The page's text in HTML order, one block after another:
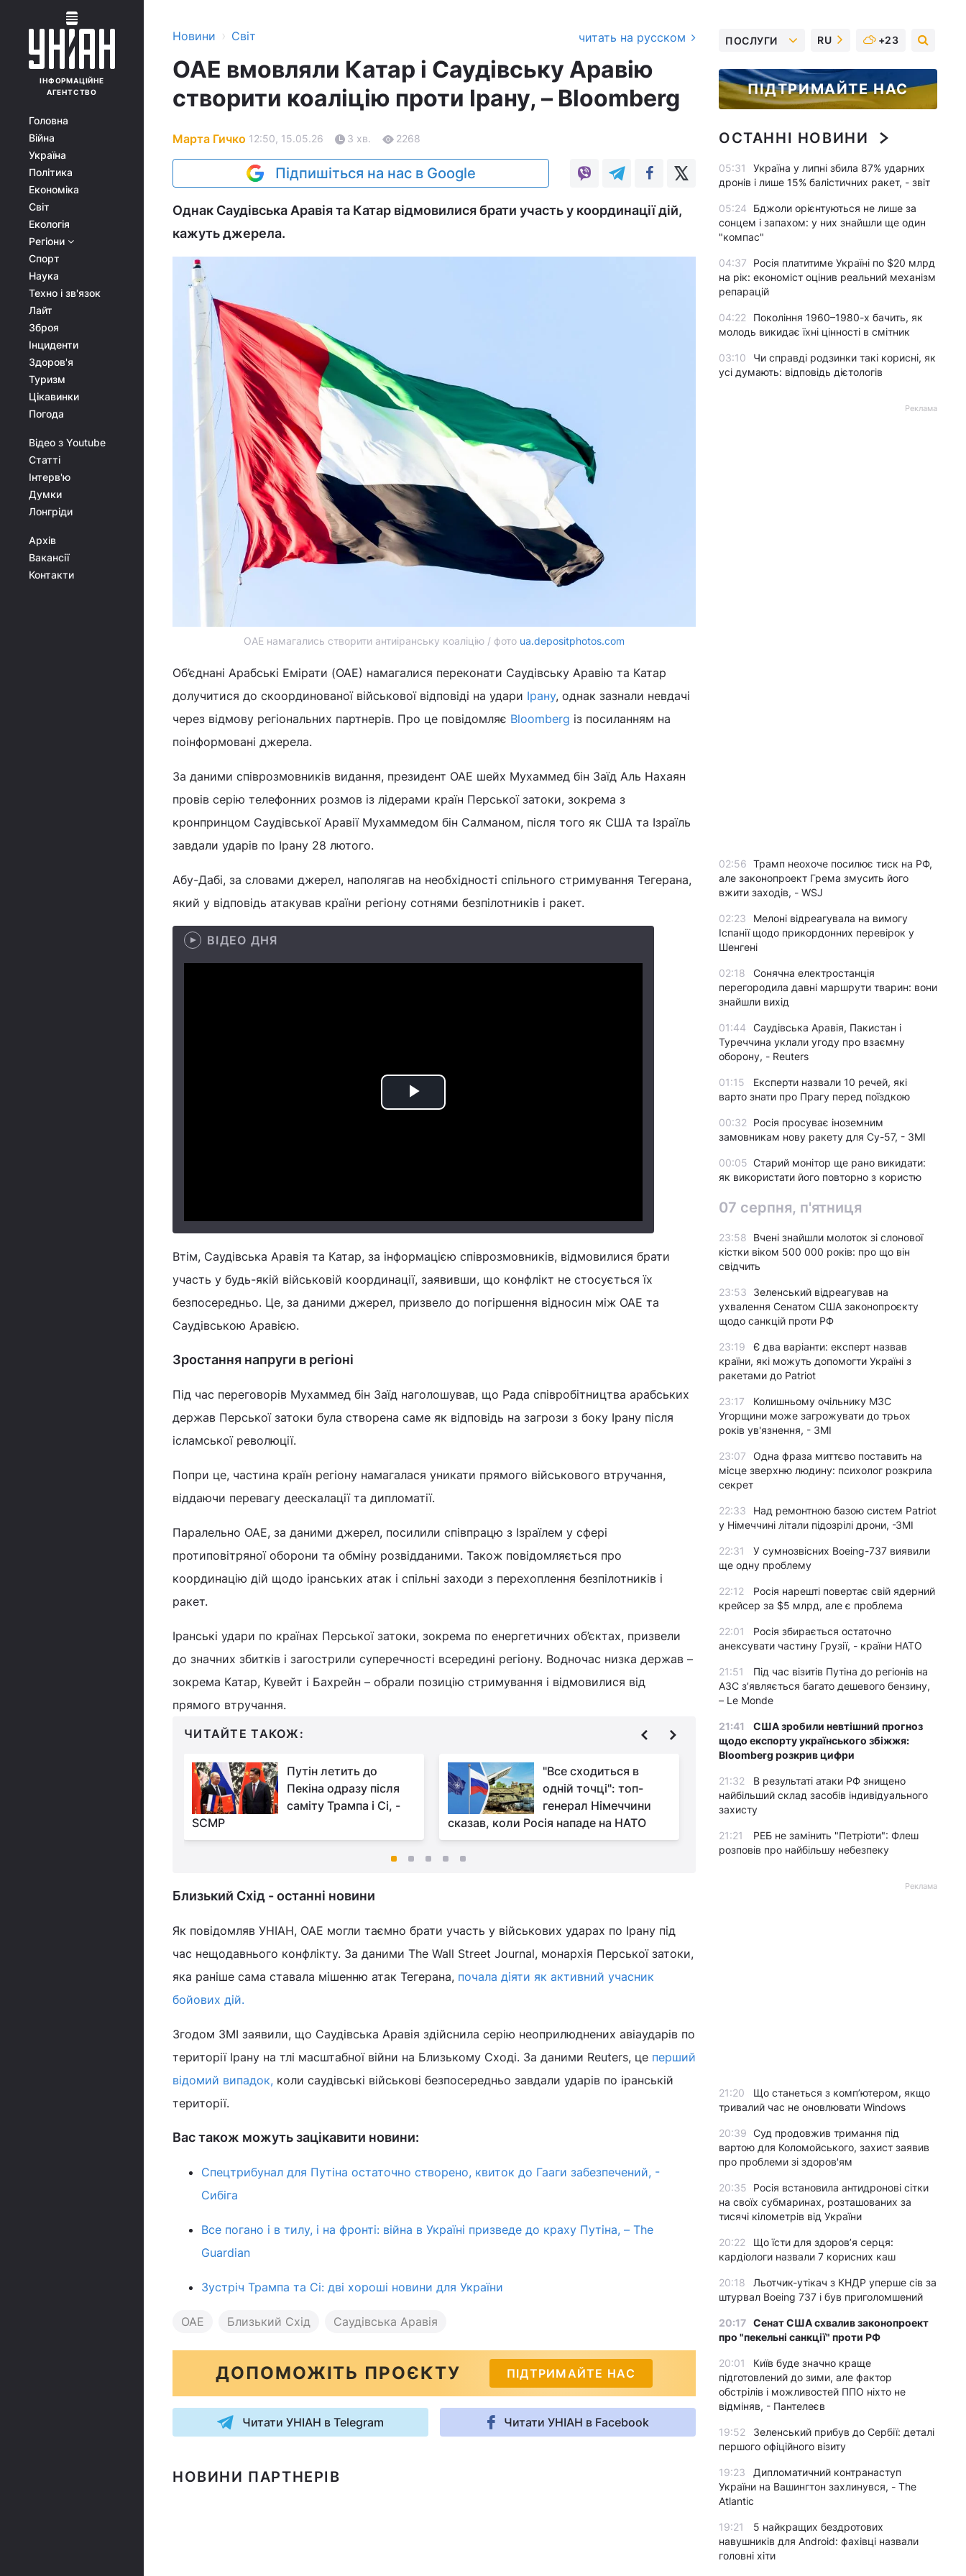
ІНФОРМАЦІЙНЕ
АГЕНТСТВО
Головна
Війна
Україна
Політика
Економіка
Світ
Екологія
Регіони
Спорт
Наука
Техно і зв'язок
Лайт
Зброя
Інциденти
Здоров'я
Туризм
Цікавинки
Погода
Відео з Youtube
Статті
Інтерв'ю
Думки
Лонгріди
Архів
Вакансії
Контакти
Новини › Світ читать на русском
ОАЕ вмовляли Катар і Саудівську Аравію
створити коаліцію проти Ірану, – Bloomberg
Марта Гичко 12:50, 15.05.26 3 хв. 2268
Підпишіться на нас в Google
Однак Саудівська Аравія та Катар відмовилися брати участь у координації дій,
кажуть джерела.
ОАЕ намагались створити антиіранську коаліцію / фото ua.depositphotos.com
Об’єднані Арабські Емірати (ОАЕ) намагалися переконати Саудівську Аравію та Катар
долучитися до скоординованої військової відповіді на удари Ірану, однак зазнали невдачі
через відмову регіональних партнерів. Про це повідомляє Bloomberg із посиланням на
поінформовані джерела.
За даними співрозмовників видання, президент ОАЕ шейх Мухаммед бін Заїд Аль Нахаян
провів серію телефонних розмов із лідерами країн Перської затоки, зокрема з
кронпринцом Саудівської Аравії Мухаммедом бін Салманом, після того як США та Ізраїль
завдали ударів по Ірану 28 лютого.
Абу-Дабі, за словами джерел, наполягав на необхідності спільного стримування Тегерана,
який у відповідь атакував країни регіону сотнями безпілотників і ракет.
ВІДЕО ДНЯ
Play
Втім, Саудівська Аравія та Катар, за інформацією співрозмовників, відмовилися брати
участь у будь-якій військовій координації, заявивши, що конфлікт не стосується їх
безпосередньо. Це, за даними джерел, призвело до погіршення відносин між ОАЕ та
Саудівською Аравією.
Зростання напруги в регіоні
Під час переговорів Мухаммед бін Заїд наголошував, що Рада співробітництва арабських
держав Перської затоки була створена саме як відповідь на загрози з боку Ірану після
ісламської революції.
Попри це, частина країн регіону намагалася уникати прямого військового втручання,
віддаючи перевагу деескалації та дипломатії.
Паралельно ОАЕ, за даними джерел, посилили співпрацю з Ізраїлем у сфері
протиповітряної оборони та обміну розвідданими. Також повідомляється про
координацію дій щодо іранських атак і спільні заходи з перехоплення безпілотників і
ракет.
Іранські удари по країнах Перської затоки, зокрема по енергетичних об’єктах, призвели
до значних збитків і загострили суперечності всередині регіону. Водночас низка держав –
зокрема Катар, Кувейт і Бахрейн – обрали позицію стримування і відмовилися від
прямого втручання.
ЧИТАЙТЕ ТАКОЖ:
Путін летить до
Пекіна одразу після
саміту Трампа і Сі, -
SCMP
"Все сходиться в
одній точці": топ-
генерал Німеччини
сказав, коли Росія нападе на НАТО
був непохитним: NYT
оцінив перший день
Близький Схід - останні новини
Як повідомляв УНІАН, ОАЕ могли таємно брати участь у військових ударах по Ірану під
час нещодавнього конфлікту. За даними The Wall Street Journal, монархія Перської затоки,
яка раніше сама ставала мішенню атак Тегерана, почала діяти як активний учасник
бойових дій.
Згодом ЗМІ заявили, що Саудівська Аравія здійснила серію неоприлюднених авіаударів по
території Ірану на тлі масштабної війни на Близькому Сході. За даними Reuters, це перший
відомий випадок, коли саудівські військові безпосередньо завдали ударів по іранській
території.
Вас також можуть зацікавити новини:
Спецтрибунал для Путіна остаточно створено, квиток до Гааги забезпечений, -
Сибіга
Все погано і в тилу, і на фронті: війна в Україні призведе до краху Путіна, – The
Guardian
Зустріч Трампа та Сі: дві хороші новини для України
ОАЕ Близький Схід Саудівська Аравія
ДОПОМОЖІТЬ ПРОЄКТУ ПІДТРИМАЙТЕ НАС
Читати УНІАН в Telegram Читати УНІАН в Facebook
НОВИНИ ПАРТНЕРІВ
ПОСЛУГИ RU +23
ПІДТРИМАЙТЕ НАС
ОСТАННІ НОВИНИ
05:31
Україна у липні збила 87% ударних
дронів і лише 15% балістичних ракет, - звіт
05:24
Бджоли орієнтуються не лише за
сонцем і запахом: у них знайшли ще один
"компас"
04:37
Росія платитиме Україні по $20 млрд
на рік: економіст оцінив реальний механізм
репарацій
04:22
Покоління 1960–1980-х бачить, як
молодь викидає їхні цінності в смітник
03:10
Чи справді родзинки такі корисні, як
усі думають: відповідь дієтологів
Реклама
02:56 Трамп неохоче посилює тиск на РФ,
але законопроект Грема змусить його
вжити заходів, - WSJ
02:23
Мелоні відреагувала на вимогу
Іспанії щодо прикордонних перевірок у
Шенгені
02:18
Сонячна електростанція
перегородила давні маршрути тварин: вони
знайшли вихід
01:44
Саудівська Аравія, Пакистан і
Туреччина уклали угоду про взаємну
оборону, - Reuters
01:15
Експерти назвали 10 речей, які
варто знати про Прагу перед поїздкою
00:32
Росія просуває іноземним
замовникам нову ракету для Су-57, - ЗМІ
00:05 Старий монітор ще рано викидати:
як використати його повторно з користю
07 серпня, п'ятниця
23:58
Вчені знайшли молоток зі слонової
кістки віком 500 000 років: про що він
свідчить
23:53
Зеленський відреагував на
ухвалення Сенатом США законопроєкту
щодо санкцій проти РФ
23:19
Є два варіанти: експерт назвав
країни, які можуть допомогти Україні з
ракетами до Patriot
23:17
Колишньому очільнику МЗС
Угорщини може загрожувати до трьох
років ув'язнення, - ЗМІ
23:07
Одна фраза миттєво поставить на
місце зверхню людину: психолог розкрила
секрет
22:33
Над ремонтною базою систем Patriot
у Німеччині літали підозрілі дрони, -ЗМІ
22:31
У сумнозвісних Boeing-737 виявили
ще одну проблему
22:12
Росія нарешті повертає свій ядерний
крейсер за $5 млрд, але є проблема
22:01
Росія збирається остаточно
анексувати частину Грузії, - країни НАТО
21:51
Під час візитів Путіна до регіонів на
АЗС з’являється багато дешевого бензину,
– Le Monde
21:41
США зробили невтішний прогноз
щодо експорту українського збіжжя:
Bloomberg розкрив цифри
21:32
В результаті атаки РФ знищено
найбільший склад засобів індивідуального
захисту
21:21
РЕБ не замінить "Петріоти": Флеш
розповів про найбільшу небезпеку
Реклама
21:20
Що станеться з комп’ютером, якщо
тривалий час не оновлювати Windows
20:39 Суд продовжив тримання під
вартою для Коломойського, захист заявив
про проблеми зі здоров'ям
20:35
Росія встановила антидронові сітки
на своїх субмаринах, розташованих за
тисячі кілометрів від України
20:22
Що їсти для здоров’я серця:
кардіологи назвали 7 корисних каш
20:18
Льотчик-утікач з КНДР уперше сів за
штурвал Boeing 737 і був приголомшений
20:17 Сенат США схвалив законопроект
про "пекельні санкції" проти РФ
20:01
Київ буде значно краще
підготовлений до зими, але фактор
обстрілів і можливостей ППО ніхто не
відміняв, - Пантелеєв
19:52
Зеленський прибув до Сербії: деталі
першого офіційного візиту
19:23
Дипломатичний контранаступ
України на Вашингтон захлинувся, - The
Atlantic
19:21
5 найкращих бездротових
навушників для Android: фахівці назвали
головні хіти